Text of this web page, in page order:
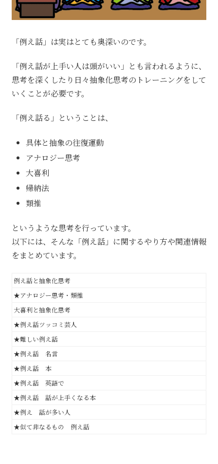
「例え話」は実はとても奥深いのです。
「例え話が上手い人は頭がいい」とも言われるように、
思考を深くしたり日々抽象化思考のトレーニングをして
いくことが必要です。
「例え話る」ということは、
具体と抽象の往復運動
アナロジー思考
大喜利
帰納法
類推
というような思考を行っています。
以下には、そんな「例え話」に関するやり方や関連情報
をまとめています。
例え話と抽象化思考
★アナロジー思考・類推
大喜利と抽象化思考
★例え話ツッコミ芸人
★難しい例え話
★例え話 名言
★例え話 本
★例え話 英語で
★例え話 話が上手くなる本
★例え 話が多い人
★似て非なるもの 例え話